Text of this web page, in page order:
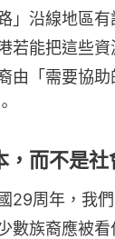
」沿線地區
若能把這些
由「需要協
，而不是社
29周年，我
數族裔應被